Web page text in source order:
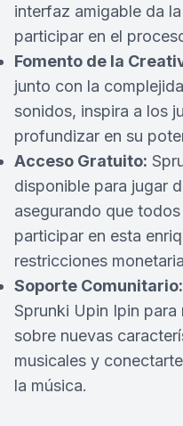
interfaz amigable da
participar en el
Fomento de la
junto con la
sonidos, inspira a los
profundizar en su
Acceso Gratuito:
disponible para jugar
asegurando que
participar en esta
restricciones
Soporte Comunitario:
Sprunki Upin Ipin
sobre nuevas
musicales y
la música.